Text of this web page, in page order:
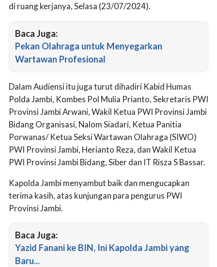
di ruang kerjanya, Selasa (23/07/2024).
Baca Juga:
Pekan Olahraga untuk Menyegarkan
Wartawan Profesional
Dalam Audiensi itu juga turut dihadiri Kabid Humas
Polda Jambi, Kombes Pol Mulia Prianto, Sekretaris PWI
Provinsi Jambi Arwani, Wakil Ketua PWI Provinsi Jambi
Bidang Organisasi, Nalom Siadari, Ketua Panitia
Porwanas/ Ketua Seksi Wartawan Olahraga (SIWO)
PWI Provinsi Jambi, Herianto Reza, dan Wakil Ketua
PWI Provinsi Jambi Bidang, Siber dan IT Risza S Bassar.
Kapolda Jambi menyambut baik dan mengucapkan
terima kasih, atas kunjungan para pengurus PWI
Provinsi Jambi.
Baca Juga:
Yazid Fanani ke BIN, Ini Kapolda Jambi yang
Baru...